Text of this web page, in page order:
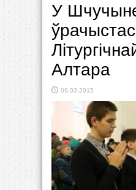
У
Алтара
09.03.2015